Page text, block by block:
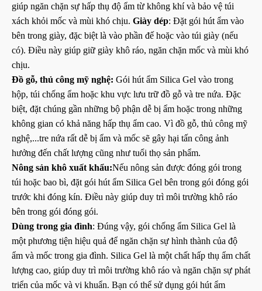
giúp ngăn chặn sự hấp thụ độ ẩm từ không khí và bảo vệ túi
xách khỏi mốc và mùi khó chịu. Giày dép: Đặt gói hút ẩm vào
bên trong giày, đặc biệt là vào phần đế hoặc vào túi giày (nếu
có). Điều này giúp giữ giày khô ráo, ngăn chặn mốc và mùi khó
chịu.
Đồ gỗ, thủ công mỹ nghệ: Gói hút ẩm Silica Gel vào trong
hộp, túi chống ẩm hoặc khu vực lưu trữ đồ gỗ và tre nứa. Đặc
biệt, đặt chúng gần những bộ phận dễ bị ẩm hoặc trong những
không gian có khả năng hấp thụ ẩm cao. Vì đồ gỗ, thủ công mỹ
nghệ,...tre nứa rất dễ bị ẩm và mốc sẽ gây hại tấn công ảnh
hưởng đến chất lượng cũng như tuổi thọ sản phẩm.
Nông sản khô xuất khẩu:Nếu nông sản được đóng gói trong
túi hoặc bao bì, đặt gói hút ẩm Silica Gel bên trong gói đóng gói
trước khi đóng kín. Điều này giúp duy trì môi trường khô ráo
bên trong gói đóng gói.
Dùng trong gia đình: Đúng vậy, gói chống ẩm Silica Gel là
một phương tiện hiệu quả để ngăn chặn sự hình thành của độ
ẩm và mốc trong gia đình. Silica Gel là một chất hấp thụ ẩm chất
lượng cao, giúp duy trì môi trường khô ráo và ngăn chặn sự phát
triển của mốc và vi khuẩn. Bạn có thể sử dụng gói hút ẩm